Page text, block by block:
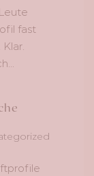
fast